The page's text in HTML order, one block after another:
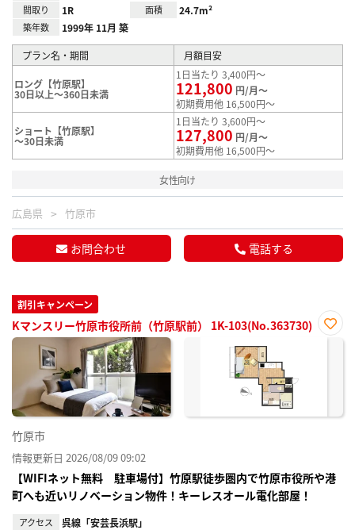
間取り 1R 面積 24.7m²
築年数 1999年 11月 築
プラン名・期間 月額目安
ロング【竹原駅】
30日以上～360日未満
1日当たり 3,400円～
121,800 円/月～
初期費用他 16,500円～
ショート【竹原駅】
～30日未満
1日当たり 3,600円～
127,800 円/月～
初期費用他 16,500円～
女性向け
広島県 竹原市
お問合わせ 電話する
割引キャンペーン
Kマンスリー竹原市役所前（竹原駅前） 1K-103(No.363730)
お気
竹原市
情報更新日 2026/08/09 09:02
【WIFIネット無料 駐車場付】竹原駅徒歩圏内で竹原市役所や港
町へも近いリノベーション物件！キーレスオール電化部屋！
アクセス 呉線「安芸長浜駅」